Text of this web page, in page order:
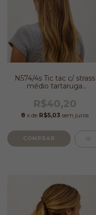
N574/4s Tic tac c/ strass
médio tartaruga
R$40,20
8 x de R$5,03 sem juros